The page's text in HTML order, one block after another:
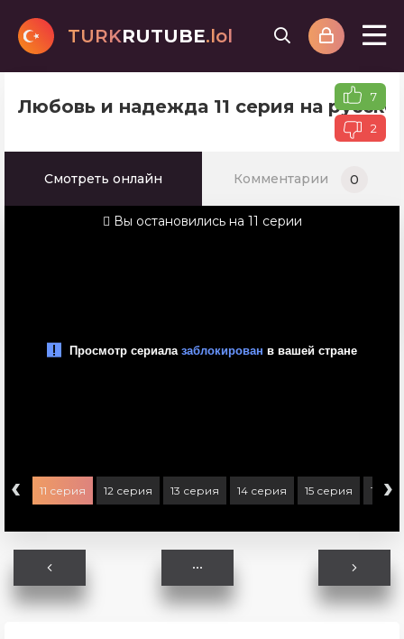
TURKRUTUBE.lol
Любовь и надежда 11 серия на 7
2
Смотреть онлайн Комментарии 0
Вы остановились на 11 серии
‹ 11 серия 12 серия 13 серия 14 серия 15 серия 16›